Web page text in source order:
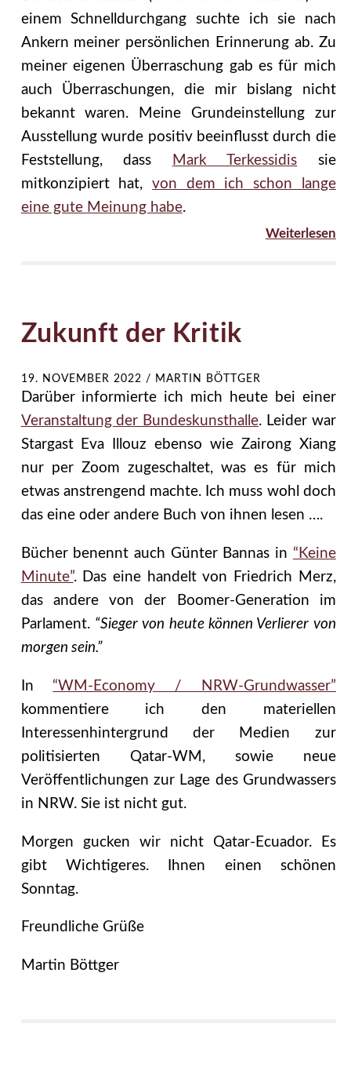
einem Schnelldurchgang suchte ich sie nach
Ankern meiner persönlichen Erinnerung ab. Zu
meiner eigenen Überraschung gab es für mich
auch Überraschungen, die mir bislang nicht
bekannt waren. Meine Grundeinstellung zur
Ausstellung wurde positiv beeinflusst durch die
Feststellung, dass
Mark Terkessidis sie
mitkonzipiert hat,von dem ich schon lange
eine gute Meinung habe.
Weiterlesen
Zukunft der Kritik
19. NOVEMBER 2022 / MARTIN BÖTTGER
Darüber informierte ich mich heute bei einer
Veranstaltung der Bundeskunsthalle. Leider war
Stargast Eva Illouz ebenso wie Zairong Xiang
nur per Zoom zugeschaltet, was es für mich
etwas anstrengend machte. Ich muss wohl doch
das eine oder andere Buch von ihnen lesen ….
Bücher benennt auch Günter Bannas in “Keine
Minute”. Das eine handelt von Friedrich Merz,
das andere von der Boomer-Generation im
Parlament. “Sieger von heute können Verlierer von
morgen sein.”
In “WM-Economy / NRW-Grundwasser”
kommentiere ich den materiellen
Interessenhintergrund der Medien zur
politisierten Qatar-WM, sowie neue
Veröffentlichungen zur Lage des Grundwassers
in NRW. Sie ist nicht gut.
Morgen gucken wir nicht Qatar-Ecuador. Es
gibt Wichtigeres. Ihnen einen schönen
Sonntag.
Freundliche Grüße
Martin Böttger